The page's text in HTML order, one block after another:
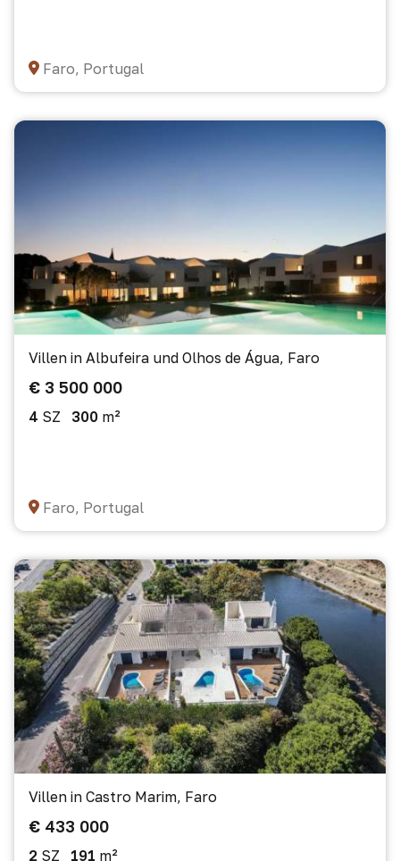
Faro, Portugal
Villen in Albufeira und Olhos de Água, Faro
€ 3 500 000
4 SZ 300 m²
Faro, Portugal
Villen in Castro Marim, Faro
€ 433 000
2 SZ 191 m²